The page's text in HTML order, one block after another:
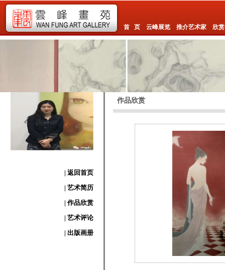
首 页 云峰展览 推介艺术家 欣
| 返回首页
| 艺术简历
| 作品欣赏
| 艺术评论
| 出版画册
作品欣赏